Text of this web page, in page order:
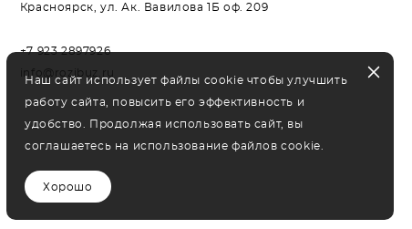
Красноярск, ул. Ак. Вавилова 1Б оф. 209
+7 923 2897926
info@rozibuz.ru
Наш сайт использует файлы cookie чтобы улучшить
работу сайта, повысить его эффективность и
удобство. Продолжая использовать сайт, вы
соглашаетесь на использование файлов cookie.
Хорошо